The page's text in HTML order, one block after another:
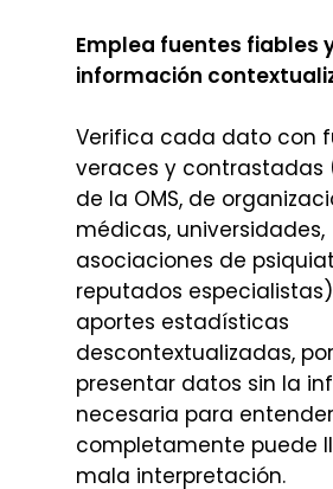
Emplea fuentes fiables
información
Verifica cada dato con
veraces y contrastadas
de la OMS, de
médicas, universidades,
asociaciones de
reputados
aportes estadísticas
descontextualizadas,
presentar datos sin la
necesaria para
completamente puede
mala interpretación.